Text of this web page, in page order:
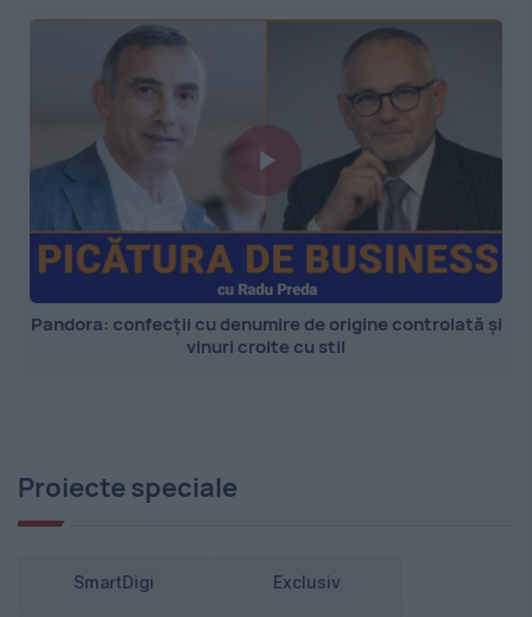
Pandora: confecții cu denumire de origine controlată și
vinuri croite cu stil
Proiecte speciale
SmartDigi Exclusiv